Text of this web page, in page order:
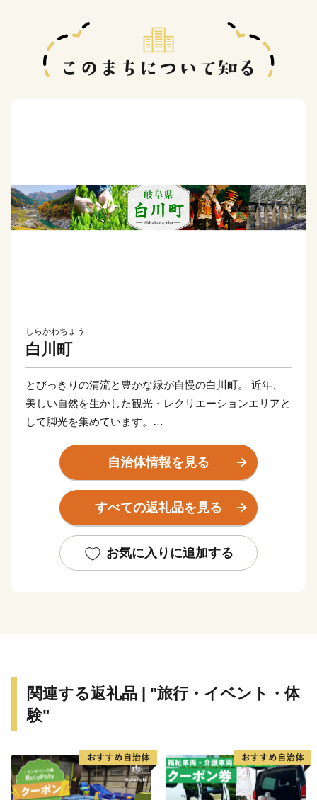
しらかわちょう
白川町
とびっきりの清流と豊かな緑が自慢の白川町。 近年、
美しい自然を生かした観光・レクリエーションエリアと
して脚光を集めています。
れる清流が生み出す独特の気候風土を生かした茶の栽培
が盛ん。
『東濃桧(ヒノキ)のまち』『白川茶のまち』としても有
名です。
自治体情報を見る
すべての返礼品を見る
お気に入りに追加する
関連する返礼品 | "旅行・イベント・体
験"